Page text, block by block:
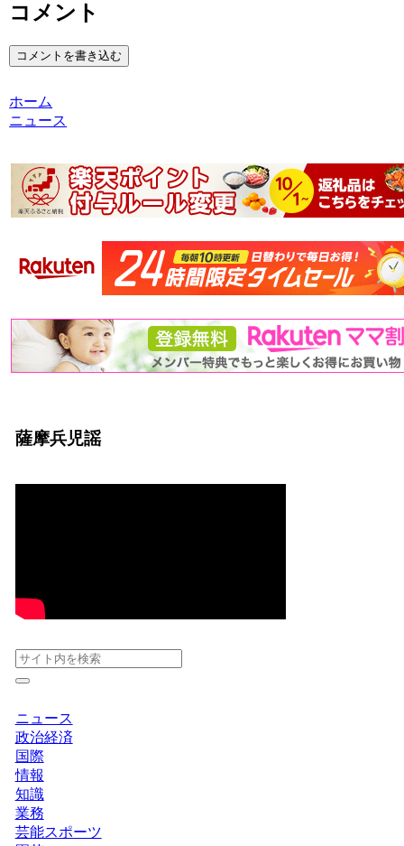
コメント
コメントを書き込む
ホーム
ニュース
薩摩兵児謡
ニュース
政治経済
国際
情報
知識
業務
芸能スポーツ